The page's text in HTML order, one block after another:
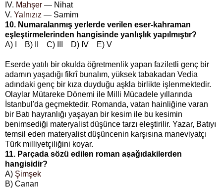
IV. Mahşer — Nihat
V. Yalnızız — Samim
10. Numaralanmış yerlerde verilen eser-kahraman
eşleştirmelerinden hangisinde yanlışlık yapılmıştır?
A) I B) II C) III D) IV E) V
Eserde yatılı bir okulda öğretmenlik yapan faziletli genç bir
adamın yaşadığı fikrî bunalım, yüksek tabakadan Vedia
adındaki genç bir kıza duyduğu aşkla birlikte işlenmektedir.
Olaylar Mütareke Dönemi ile Milli Mücadele yıllarında
İstanbul'da geçmektedir. Romanda, vatan hainliğine varan
bir Batı hayranlığı yaşayan bir kesim ile bu kesimin
benimsediği materyalist düşünce tarzı eleştirilir. Yazar, Batıyı
temsil eden materyalist düşüncenin karşısına maneviyatçı
Türk milliyetçiliğini koyar.
11. Parçada sözü edilen roman aşağıdakilerden
hangisidir?
A) Şimşek
B) Canan